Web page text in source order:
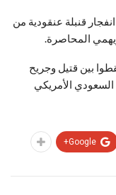
قنبلة عنقودية من
المحاصرة.
بين قتيل وجريح
السعودي الأمريكي
Google+